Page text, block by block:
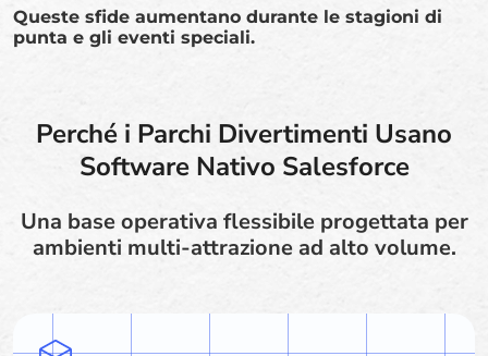
Queste sfide aumentano durante le stagioni di
punta e gli eventi speciali.
Perché i Parchi Divertimenti Usano
Software Nativo Salesforce
Una base operativa flessibile progettata per
ambienti multi-attrazione ad alto volume.